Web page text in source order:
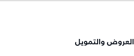
العروض والتمويل